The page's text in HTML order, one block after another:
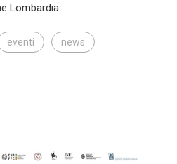
Lombardia
eventi news